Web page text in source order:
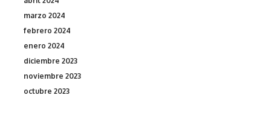
marzo 2024
febrero 2024
enero 2024
diciembre 2023
noviembre 2023
octubre 2023